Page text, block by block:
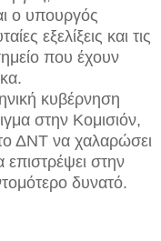
ο υπουργός
εξελίξεις και τις
που έχουν
κυβέρνηση
στην Κομισιόν,
ΔΝΤ να χαλαρώσει
επιστρέψει στην
δυνατό.